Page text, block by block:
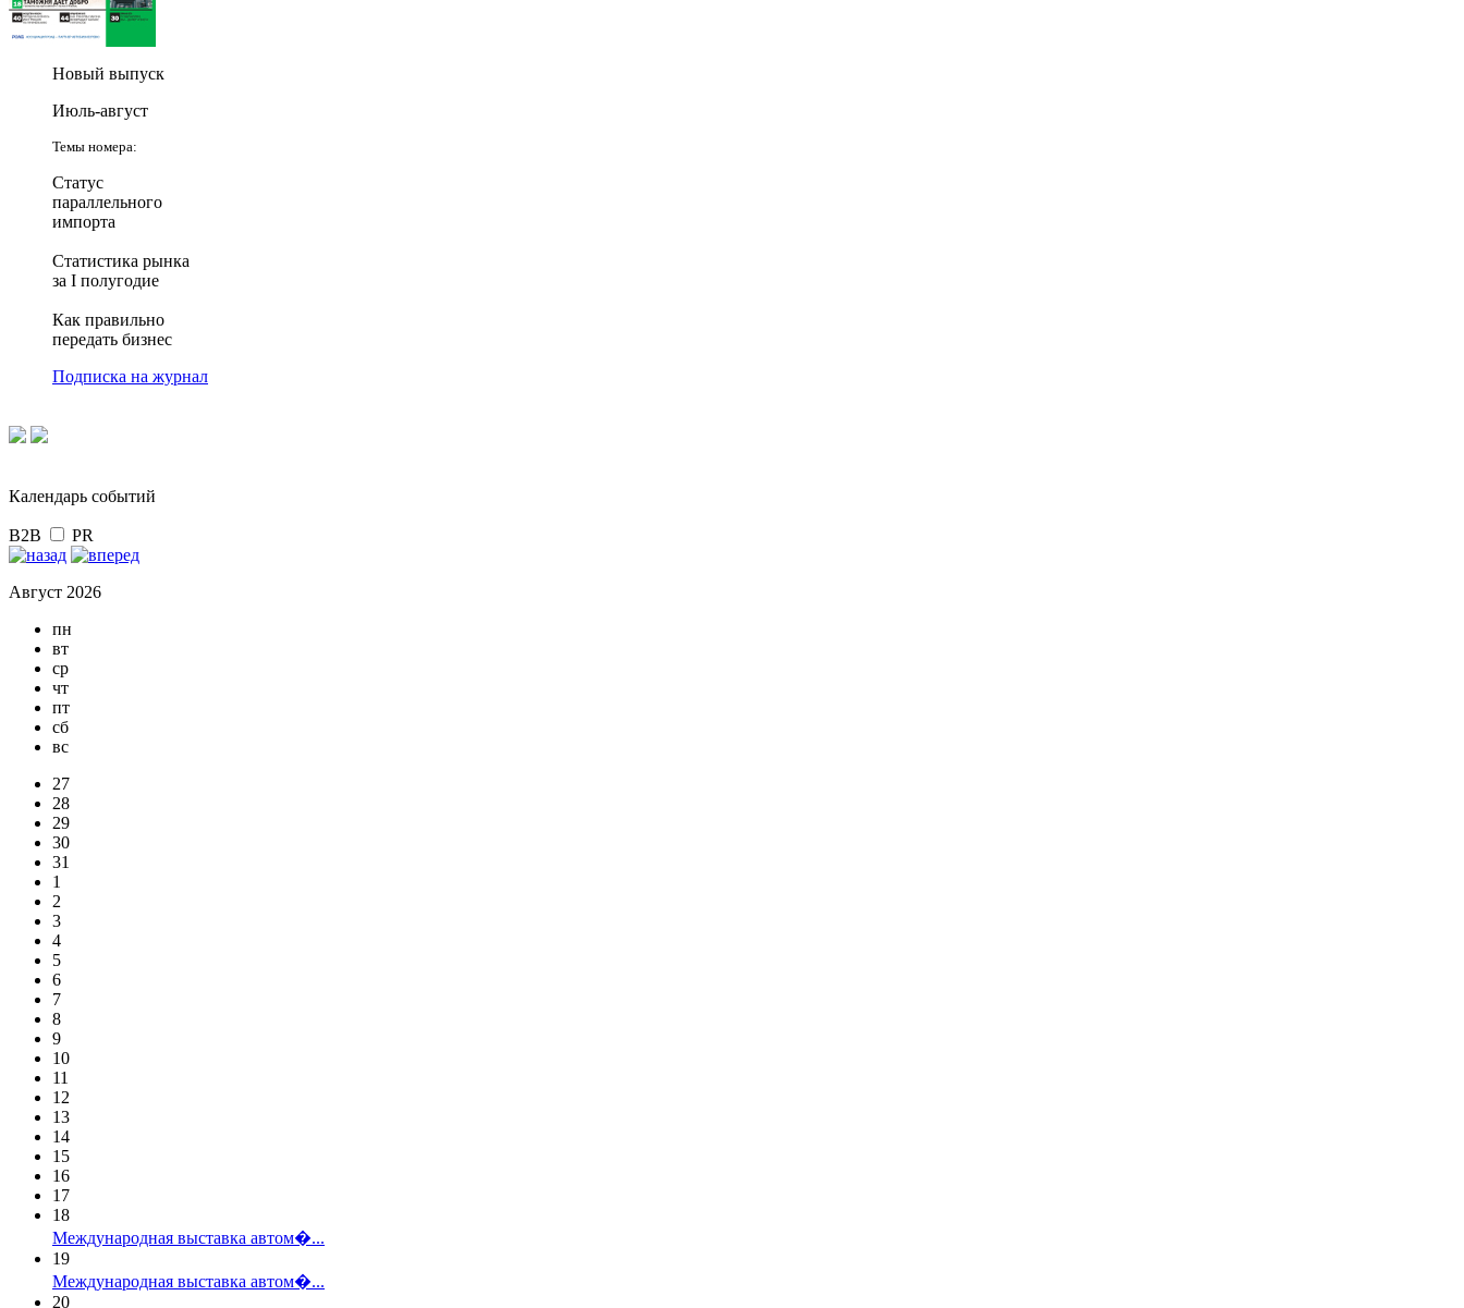
Новый выпуск
Июль-август
Темы номера:
Статус
параллельного
импорта
Статистика рынка
за I полугодие
Как правильно
передать бизнес
Подписка на журнал
Календарь событий
B2B PR
Август 2026
пн
вт
ср
чт
пт
сб
вс
27
28
29
30
31
1
2
3
4
5
6
7
8
9
10
11
12
13
14
15
16
17
18
Международная выставка автом�...
19
Международная выставка автом�...
20